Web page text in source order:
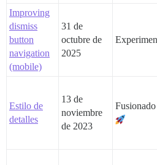
Improving
dismiss
button
navigation
(mobile)
31 de
octubre de
2025
Estilo de
detalles
13 de
noviembre
de 2023